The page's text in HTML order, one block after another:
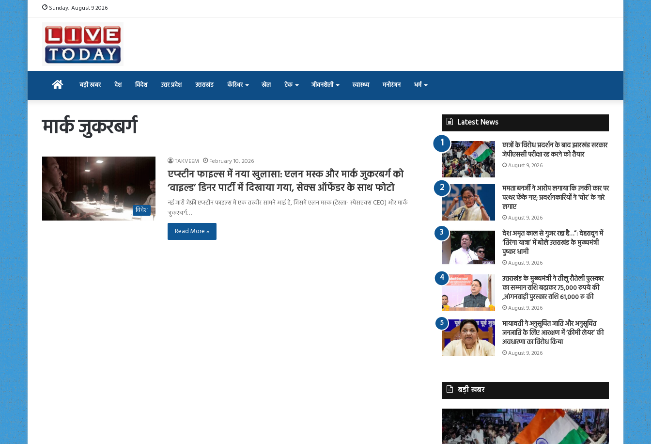
Sunday, August 9 2026
Home बड़ी खबर देश विदेश उत्तर प्रदेश उत्तराखंड कॅरिअर खेल टेक जीवनशैली स्वास्थ्य मनोरंजन धर्म
मार्क जुकरबर्ग
विदेश
TAKVEEM February 10, 2026
एप्स्टीन फाइल्स में नया खुलासा: एलन मस्क और मार्क जुकरबर्ग को
‘वाइल्ड’ डिनर पार्टी में दिखाया गया, सेक्स ऑफेंडर के साथ फोटो
नई जारी जेफ्री एप्स्टीन फाइल्स में एक तस्वीर सामने आई है, जिसमें एलन मस्क (टेस्ला- स्पेसएक्स CEO) और मार्क
जुकरबर्ग…
Read More »
Latest News
छात्रों के विरोध प्रदर्शन के बाद झारखंड सरकार
जेपीएससी परीक्षा रद्द करने को तैयार
August 9, 2026
ममता बनर्जी ने आरोप लगाया कि उनकी कार पर
पत्थर फेंके गए; प्रदर्शनकारियों ने ‘चोर’ के नारे
लगाए
August 9, 2026
देश अमृत काल से गुजर रहा है…”: देहरादून में
‘तिरंगा यात्रा’ में बोले उत्तराखंड के मुख्यमंत्री
पुष्कर धामी
August 9, 2026
उत्तराखंड के मुख्यमंत्री ने तीलू रौतेली पुरस्कार
का सम्मान राशि बढ़ाकर 75,000 रुपये की
,आंगनवाड़ी पुरस्कार राशि 61,000 रु की
August 9, 2026
मायावती ने अनुसूचित जाति और अनुसूचित
जनजाति के लिए आरक्षण में ‘क्रीमी लेयर’ की
अवधारणा का विरोध किया
August 9, 2026
बड़ी खबर